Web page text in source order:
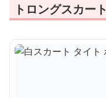
トロングスカート